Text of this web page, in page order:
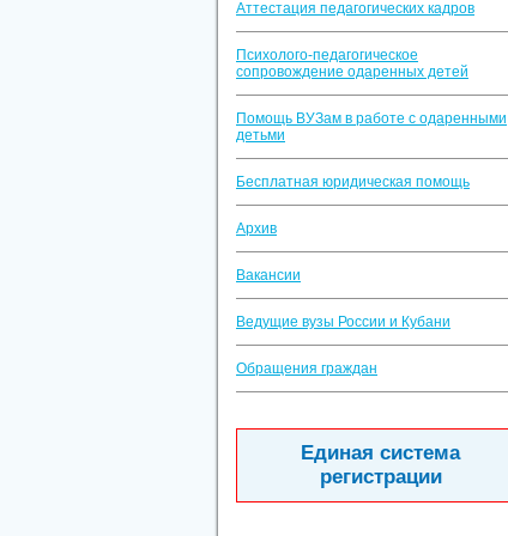
Аттестация педагогических кадров
Психолого-педагогическое
сопровождение одаренных детей
Помощь ВУЗам в работе с одаренными
детьми
Бесплатная юридическая помощь
Архив
Вакансии
Ведущие вузы России и Кубани
Обращения граждан
Единая система
регистрации